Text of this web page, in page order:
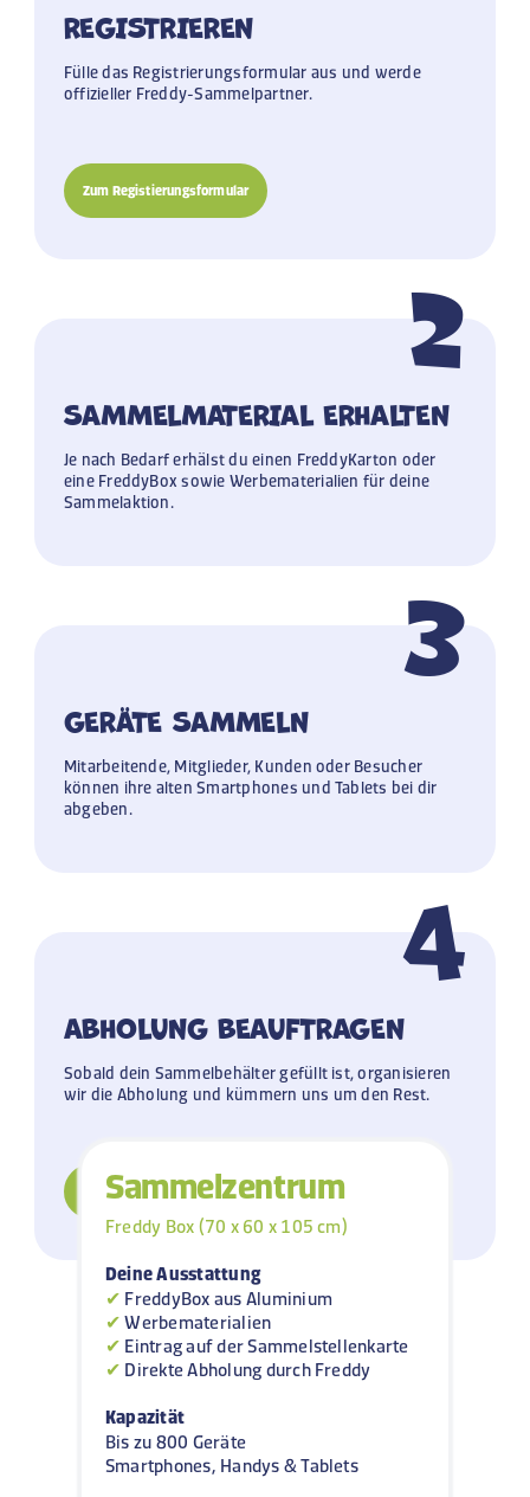
REGISTRIEREN
Fülle das Registrierungsformular aus und werde
offizieller Freddy-Sammelpartner.
Zum Registierungsformular
2
SAMMELMATERIAL ERHALTEN
Je nach Bedarf erhälst du einen FreddyKarton oder
eine FreddyBox sowie Werbematerialien für deine
Sammelaktion.
3
GERÄTE SAMMELN
Mitarbeitende, Mitglieder, Kunden oder Besucher
können ihre alten Smartphones und Tablets bei dir
abgeben.
4
ABHOLUNG BEAUFTRAGEN
Sobald dein Sammelbehälter gefüllt ist, organisieren
wir die Abholung und kümmern uns um den Rest.
Abholung beauftragen
Sammelzentrum
Freddy Box (70 x 60 x 105 cm)
Deine Ausstattung
✔ FreddyBox aus Aluminium
✔Werbematerialien
✔ Eintrag auf der Sammelstellenkarte
✔ Direkte Abholung durch Freddy
Kapazität
Bis zu 800 Geräte
Smartphones, Handys & Tablets